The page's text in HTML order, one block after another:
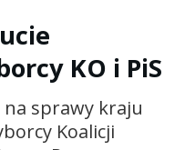
KO i PiS
na sprawy kraju
Koalicji